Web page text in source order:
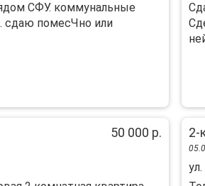
СФУ. коммунальные
сдаю помесЧно или
50 000 р. 2-